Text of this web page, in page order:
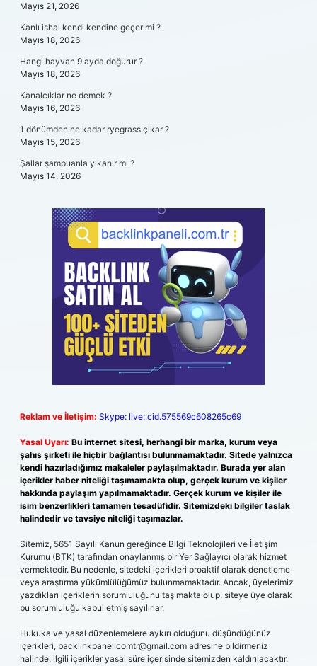
Mayıs 21, 2026
Kanlı ishal kendi kendine geçer mi ?
Mayıs 18, 2026
Hangi hayvan 9 ayda doğurur ?
Mayıs 18, 2026
Kanalcıklar ne demek ?
Mayıs 16, 2026
1 dönümden ne kadar ryegrass çıkar ?
Mayıs 15, 2026
Şallar şampuanla yıkanır mı ?
Mayıs 14, 2026
Reklam ve İletişim: Skype: live:.cid.575569c608265c69
Yasal Uyarı: Bu internet sitesi, herhangi bir marka, kurum veya
şahıs şirketi ile hiçbir bağlantısı bulunmamaktadır. Sitede yalnızca
kendi hazırladığımız makaleler paylaşılmaktadır. Burada yer alan
içerikler haber niteliği taşımamakta olup, gerçek kurum ve kişiler
hakkında paylaşım yapılmamaktadır. Gerçek kurum ve kişiler ile
isim benzerlikleri tamamen tesadüfidir. Sitemizdeki bilgiler taslak
halindedir ve tavsiye niteliği taşımazlar.
Sitemiz, 5651 Sayılı Kanun gereğince Bilgi Teknolojileri ve İletişim
Kurumu (BTK) tarafından onaylanmış bir Yer Sağlayıcı olarak hizmet
vermektedir. Bu nedenle, sitedeki içerikleri proaktif olarak denetleme
veya araştırma yükümlülüğümüz bulunmamaktadır. Ancak, üyelerimiz
yazdıkları içeriklerin sorumluluğunu taşımakta olup, siteye üye olarak
bu sorumluluğu kabul etmiş sayılırlar.
Hukuka ve yasal düzenlemelere aykırı olduğunu düşündüğünüz
içerikleri, backlinkpanelicomtr@gmail.com adresine bildirmeniz
halinde, ilgili içerikler yasal süre içerisinde sitemizden kaldırılacaktır.